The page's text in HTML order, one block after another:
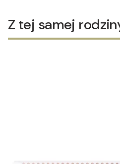
Z tej samej